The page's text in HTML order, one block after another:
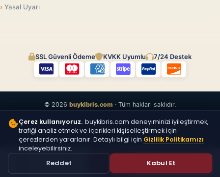
Yasal Uyarı
SSL Güvenli Ödeme KVKK Uyumlu 7/24 Destek
© 2026 buykibris.com · Tüm hakları saklıdır.
Çerez kullanıyoruz. buykibris.com deneyiminizi iyileştirmek,
trafiği analiz etmek ve içerikleri kişiselleştirmek için
çerezlerden yararlanır. Detaylı bilgi için Gizlilik Politikamızı
inceleyebilirsiniz.
Reddet Kabul Et